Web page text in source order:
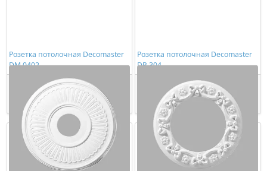
Розетка потолочная Decomaster
DM 0402
3177,00 ₽/шт
Купить
Розетка потолочная Decomaster
DR 304
2630,00 ₽/шт
Купить